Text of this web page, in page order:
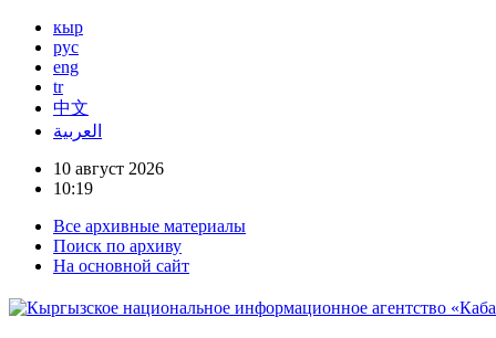
кыр
рус
eng
tr
中文
العربية
10 август 2026
10:19
Все архивные материалы
Поиск по архиву
На основной сайт